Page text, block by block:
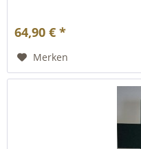
64,90 € *
Merken